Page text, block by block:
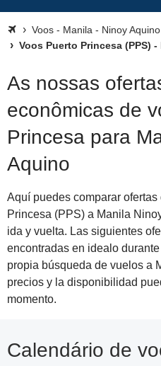
Voos - Manila - Ninoy Aquino
Voos Puerto Princesa (PPS)
As nossas
econômicas de
Princesa para
Aquino
Aquí puedes comparar
Princesa (PPS) a Manila
ida y vuelta. Las siguientes
encontradas en idealo
propia búsqueda de vuelos a
precios y la disponibilidad
momento.
Calendário de